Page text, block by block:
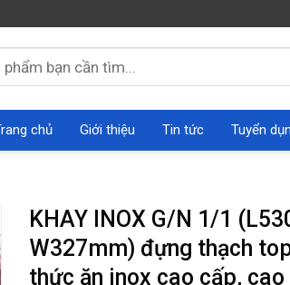
chủ Giới thiệu Tin tức Tuyển
KHAY INOX G/N 1/1
W327mm) đựng thạch
thức ăn inox cao cấp, cao